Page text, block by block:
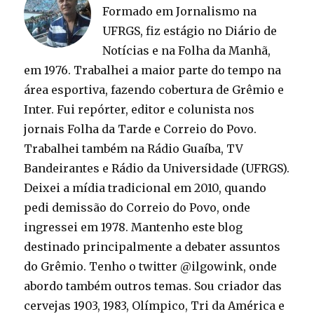
Formado em Jornalismo na
UFRGS, fiz estágio no Diário de
Notícias e na Folha da Manhã,
em 1976. Trabalhei a maior parte do tempo na
área esportiva, fazendo cobertura de Grêmio e
Inter. Fui repórter, editor e colunista nos
jornais Folha da Tarde e Correio do Povo.
Trabalhei também na Rádio Guaíba, TV
Bandeirantes e Rádio da Universidade (UFRGS).
Deixei a mídia tradicional em 2010, quando
pedi demissão do Correio do Povo, onde
ingressei em 1978. Mantenho este blog
destinado principalmente a debater assuntos
do Grêmio. Tenho o twitter @ilgowink, onde
abordo também outros temas. Sou criador das
cervejas 1903, 1983, Olímpico, Tri da América e